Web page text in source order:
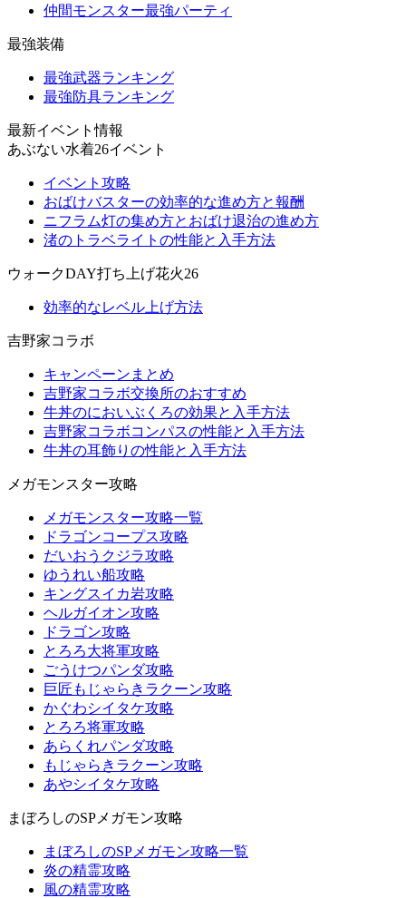
仲間モンスター最強パーティ
最強装備
最強武器ランキング
最強防具ランキング
最新イベント情報
あぶない水着26イベント
イベント攻略
おばけバスターの効率的な進め方と報酬
ニフラム灯の集め方とおばけ退治の進め方
渚のトラベライトの性能と入手方法
ウォークDAY打ち上げ花火26
効率的なレベル上げ方法
吉野家コラボ
キャンペーンまとめ
吉野家コラボ交換所のおすすめ
牛丼のにおいぶくろの効果と入手方法
吉野家コラボコンパスの性能と入手方法
牛丼の耳飾りの性能と入手方法
メガモンスター攻略
メガモンスター攻略一覧
ドラゴンコープス攻略
だいおうクジラ攻略
ゆうれい船攻略
キングスイカ岩攻略
ヘルガイオン攻略
ドラゴン攻略
とろろ大将軍攻略
ごうけつパンダ攻略
巨匠もじゃらきラクーン攻略
かぐわシイタケ攻略
とろろ将軍攻略
あらくれパンダ攻略
もじゃらきラクーン攻略
あやシイタケ攻略
まぼろしのSPメガモン攻略
まぼろしのSPメガモン攻略一覧
炎の精霊攻略
風の精霊攻略